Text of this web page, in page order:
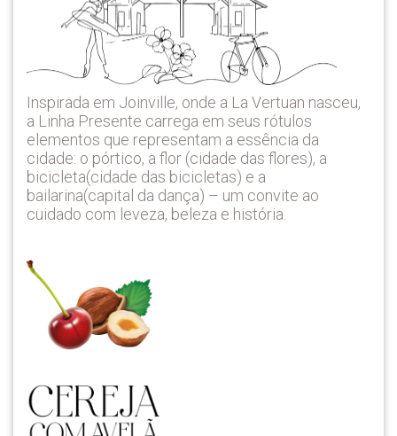
Inspirada em Joinville, onde a La Vertuan nasceu,
a Linha Presente carrega em seus rótulos
elementos que representam a essência da
cidade: o pórtico, a flor (cidade das flores), a
bicicleta(cidade das bicicletas) e a
bailarina(capital da dança) – um convite ao
cuidado com leveza, beleza e história.